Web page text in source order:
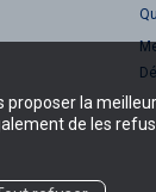
la
de les